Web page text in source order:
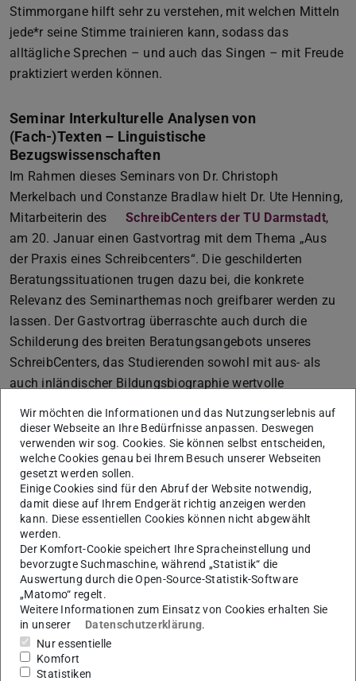
Stimmorgane hilft sehr zu verstehen, mit welchen Mitteln
jede*r seine Stimme trainieren kann, sodass das
alltägliche Sprechen – und auch das Singen – mit Freude
praktiziert werden können.
Seminar Interkulturelle Analysen von
(Fach-)Texten – Linguistische
Bezugswissenschaften
Im Rahmen dieses Seminars von Dr. Christoph
Merkelbach und Constanze Bradlaw hielt Dr. Ute Henning,
Mitarbeiterin des
SchreibCenters der TU Darmstadt,
am 20. Januar einen Gastvortrag mit dem Thema „Aus
der Praxis eines Schreibcenters“. Die geschilderten
Beratungssituationen trugen dazu bei, die konkrete
Relevanz des Seminarthemas noch greifbarer werden zu
lassen. Der Gastvortrag überraschte auch durch die
Schilderung des breiten Beratungsangebots unseres
SchreibCenters, das Studierenden sowohl mit aus- als
auch inländischer Bildungsbiographie wertvolle
Seminar Spracherwerbstheorien
Im Rahmen des Seminars Spracherwerbstheorien (Prof.
Dr. Britta Hufeisen und Stefanie Nölle-Becker) fanden im
WiSe 20/21 zwei Gastvorträge statt. Dr. Heidi Seifert
stellte am 21.01. ihr Dissertationsprojekt vor und referierte
über Sozial-interaktionistische Ansätze und kindlichen
Mehrsprachenerwerb.
Am 04.02. hielt Jana Vogel einen Vortrag mit dem Titel
Prozessbegleitende Evaluation: LitCam-
Sprachfördermaßnahme „Fußball trifft Kultur“.
Das Fachgebiet und die Seminarteilnehmenden danken
Wir möchten die Informationen und das Nutzungserlebnis auf
dieser Webseite an Ihre Bedürfnisse anpassen. Deswegen
verwenden wir sog. Cookies. Sie können selbst entscheiden,
welche Cookies genau bei Ihrem Besuch unserer Webseiten
gesetzt werden sollen.
Einige Cookies sind für den Abruf der Website notwendig,
damit diese auf Ihrem Endgerät richtig anzeigen werden
kann. Diese essentiellen Cookies können nicht abgewählt
werden.
Der Komfort-Cookie speichert Ihre Spracheinstellung und
bevorzugte Suchmaschine, während „Statistik“ die
Auswertung durch die Open-Source-Statistik-Software
„Matomo“ regelt.
Weitere Informationen zum Einsatz von Cookies erhalten Sie
in unserer
Datenschutzerklärung.
Nur essentielle
Komfort
Statistiken